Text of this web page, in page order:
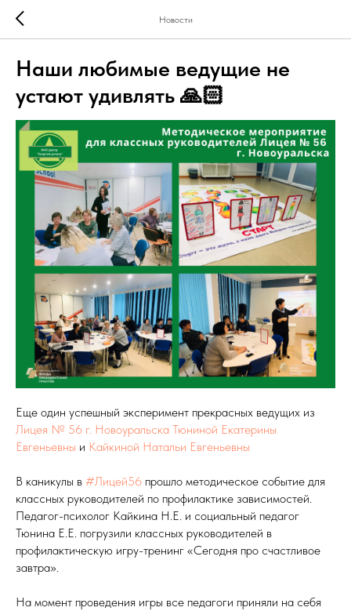
Новости
Наши любимые ведущие не
устают удивлять 🙏🏻
Еще один успешный эксперимент прекрасных ведущих из
Лицея № 56 г. Новоуральска Тюниной Екатерины
Евгеньевны и Кайкиной Натальи Евгеньевны
В каникулы в #Лицей56 прошло методическое событие для
классных руководителей по профилактике зависимостей.
Педагог-психолог Кайкина Н.Е. и социальный педагог
Тюнина Е.Е. погрузили классных руководителей в
профилактическую игру-тренинг «Сегодня про счастливое
завтра».
На момент проведения игры все педагоги приняли на себя